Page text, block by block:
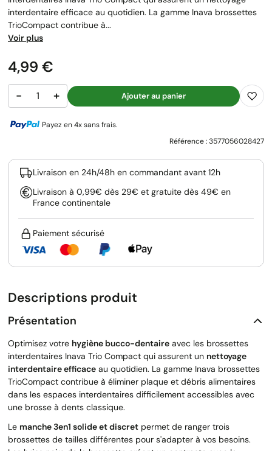
interdentaire efficace au quotidien. La gamme Inava brossettes
TrioCompact contribue à...
Voir plus
Prix
4,99 €
− + Ajouter au panier
Payez en 4x sans frais.
Référence :3577056028427
Livraison en 24h/48h en commandant avant 12h
Livraison à 0,99€ dès 29€ et gratuite dès 49€ en
France continentale
Paiement sécurisé
Descriptions produit
Présentation
Optimisez votre hygiène bucco-dentaire avec les brossettes
interdentaires Inava Trio Compact qui assurent un nettoyage
interdentaire efficace au quotidien. La gamme Inava brossettes
TrioCompact contribue à éliminer plaque et débris alimentaires
dans les espaces interdentaires difficilement accessibles avec
une brosse à dents classique.
Le manche 3en1 solide et discret permet de ranger trois
brossettes de tailles différentes pour s'adapter à vos besoins.